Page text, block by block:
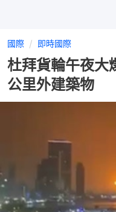
國際 即時國際
杜拜貨輪午夜
公里外建築物